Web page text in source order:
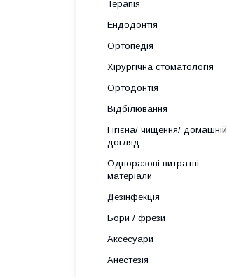
Терапія
Ендодонтія
Ортопедія
Хірургічна стоматологія
Ортодонтія
Відбілювання
Гігієна/ чищення/ домашній
догляд
Одноразові витратні
матеріали
Дезінфекція
Бори / фрези
Аксесуари
Анестезія